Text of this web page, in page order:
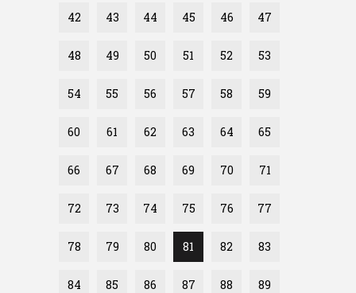
42 43 44 45 46 47
48 49 50 51 52 53
54 55 56 57 58 59
60 61 62 63 64 65
66 67 68 69 70 71
72 73 74 75 76 77
78 79 80 81 82 83
84 85 86 87 88 89